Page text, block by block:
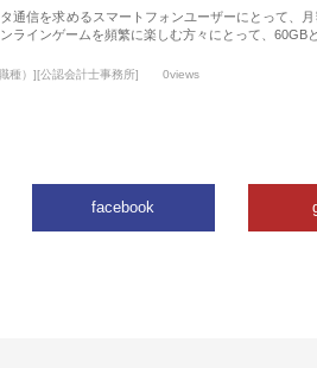
通信を求めるスマートフォンユーザーにとって、
ラインゲームを頻繁に楽しむ方々にとって、60GB
種）][公認会計士事務所] 0views
facebook